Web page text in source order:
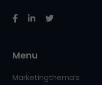
Menu
Marketingthema’s